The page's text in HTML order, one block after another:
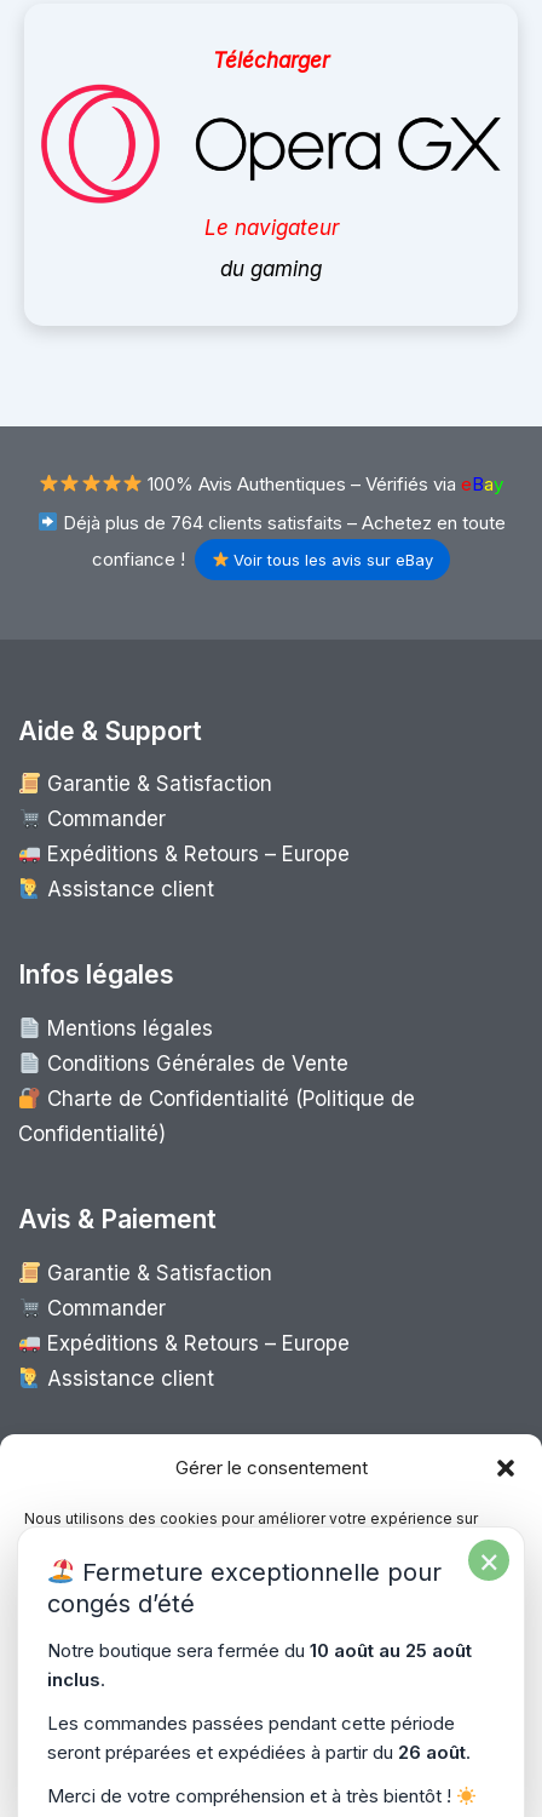
Gérer le consentement
Nous utilisons des cookies pour améliorer votre expérience sur
notre site, analyser le trafic et proposer des contenus personnalisés.
Vous pouvez accepter, refuser ou gérer vos préférences à tout
moment.
Gérer les services
Accepter
Télécharger
Le navigateur
du gaming
100% Avis Authentiques – Vérifiés via eBay
Déjà plus de 764 clients satisfaits – Achetez en toute
confiance !
Voir tous les avis sur eBay
Aide & Support
Garantie & Satisfaction
Commander
Expéditions & Retours – Europe
Assistance client
Infos légales
Mentions légales
Conditions Générales de Vente
Charte de Confidentialité (Politique de
Confidentialité)
Avis & Paiement
Garantie & Satisfaction
Commander
Expéditions & Retours – Europe
Assistance client
Expédition Europe
Livraison rapide dans toute l’Europe via
“ Mondial Relay
Copyright © 2026PiecesPC.fr| Développement & Design
×
Fermeture exceptionnelle pour
congés d’été
Notre boutique sera fermée du 10 août au 25 août
inclus.
Les commandes passées pendant cette période
seront préparées et expédiées à partir du 26 août.
Merci de votre compréhension et à très bientôt !